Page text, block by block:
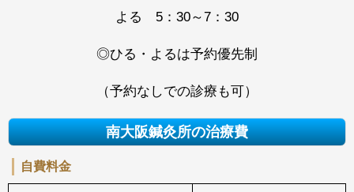
よる 5：30～7：30
◎ひる・よるは予約優先制
（予約なしでの診療も可）
南大阪鍼灸所の治療費
自費料金